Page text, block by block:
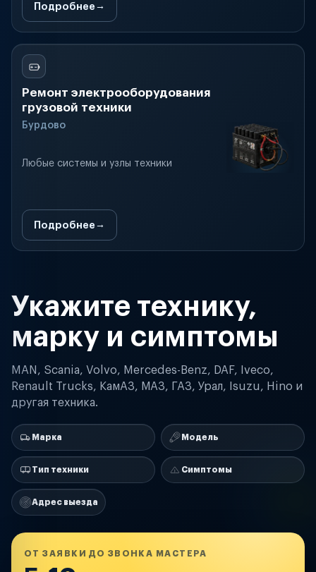
Подробнее
Ремонт электрооборудования
грузовой техники
Бурдово
Любые системы и узлы техники
Подробнее
Укажите технику,
марку и симптомы
MAN, Scania, Volvo, Mercedes-Benz, DAF, Iveco,
Renault Trucks, КамАЗ, МАЗ, ГАЗ, Урал, Isuzu, Hino и
другая техника.
Марка Модель
Тип техники Симптомы
Адрес выезда
ОТ ЗАЯВКИ ДО ЗВОНКА МАСТЕРА